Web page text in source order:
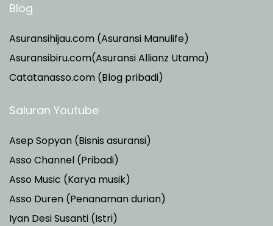
Blog
Asuransihijau.com (Asuransi Manulife)
Asuransibiru.com(Asuransi Allianz Utama)
Catatanasso.com (Blog pribadi)
Saluran Youtube
Asep Sopyan (Bisnis asuransi)
Asso Channel (Pribadi)
Asso Music (Karya musik)
Asso Duren (Penanaman durian)
Iyan Desi Susanti (Istri)